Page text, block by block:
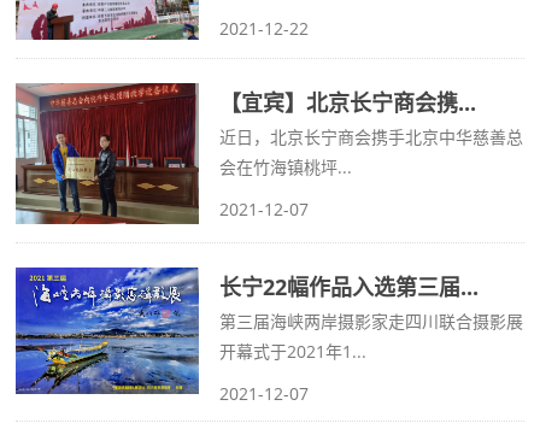
2021-12-22
【宜宾】北京长宁商会携...
近日，北京长宁商会携手北京中华慈善总
会在竹海镇桃坪...
2021-12-07
长宁22幅作品入选第三届...
第三届海峡两岸摄影家走四川联合摄影展
开幕式于2021年1...
2021-12-07